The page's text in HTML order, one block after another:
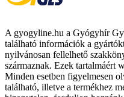
A gyogyline.hu a Gyógyhír
található információk a
nyilvánosan fellelhető
származnak. Ezek tartalmáért
Minden esetben figyelmesen
található, illetve a termékhez